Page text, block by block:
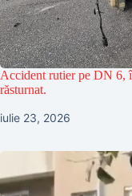
Accident rutier pe DN 6,
răsturnat.
iulie 23, 2026